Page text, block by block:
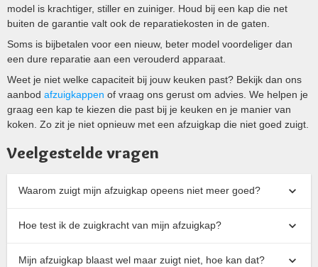
model is krachtiger, stiller en zuiniger. Houd bij een kap die net
buiten de garantie valt ook de reparatiekosten in de gaten.
Soms is bijbetalen voor een nieuw, beter model voordeliger dan
een dure reparatie aan een verouderd apparaat.
Weet je niet welke capaciteit bij jouw keuken past? Bekijk dan ons
aanbod afzuigkappen of vraag ons gerust om advies. We helpen je
graag een kap te kiezen die past bij je keuken en je manier van
koken. Zo zit je niet opnieuw met een afzuigkap die niet goed zuigt.
Veelgestelde vragen
Waarom zuigt mijn afzuigkap opeens niet meer goed?
Hoe test ik de zuigkracht van mijn afzuigkap?
Mijn afzuigkap blaast wel maar zuigt niet, hoe kan dat?